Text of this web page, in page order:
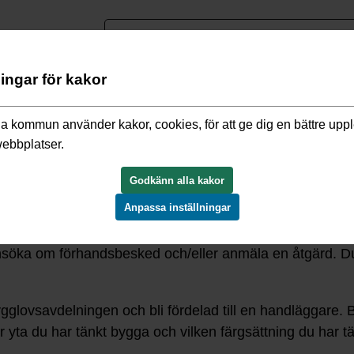
bo och miljö/Bygga och bo/E-tjänster bygglov
eller företagare ansöka och anmäla alla dina
om förhandsbesked och/eller anmäla en åtgärd.
och bli fördelad till en handläggare.
du har tänkt bygga och vilken färgsättning du har
för kakor
kommun använder kakor, cookies, för att ge dig en bättre
Godkänn alla kakor
Anpassa inställningar